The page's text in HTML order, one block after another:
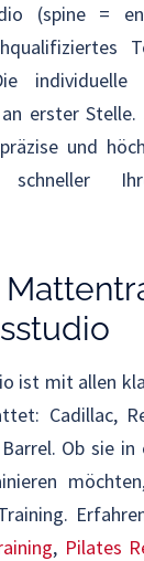
(spine =
erster Stelle.
und
schneller
ist mit allen
Cadillac,
Ob sie in
, Pilates